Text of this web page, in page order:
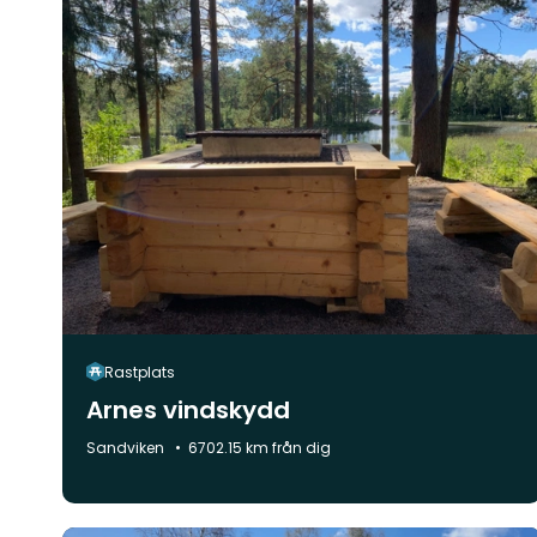
Rastplats
Arnes vindskydd
Kommun:
Sandviken 6702.15 km från dig